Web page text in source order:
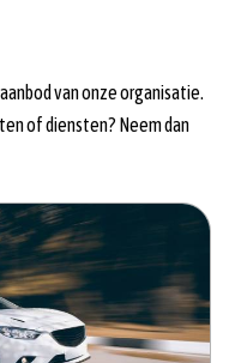
van onze organisatie.
of diensten? Neem dan